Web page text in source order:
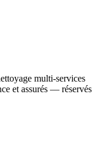
multi-services
et assurés — réservés